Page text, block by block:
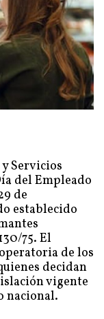
Servicios
del Empleado
de
establecido
75. El
de los
decidan
vigente
nacional.